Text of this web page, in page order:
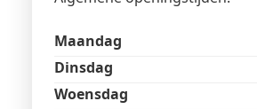
Maandag
Dinsdag
Woensdag